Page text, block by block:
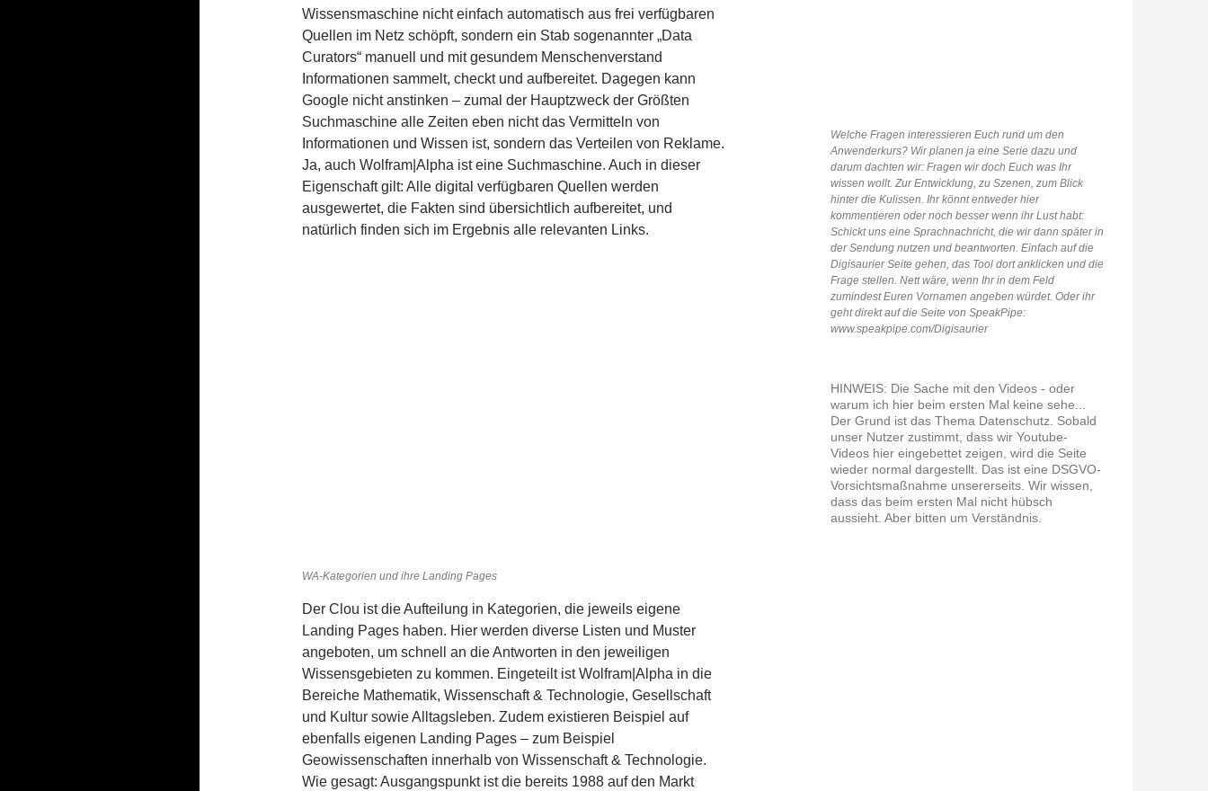
Wissensmaschine nicht einfach automatisch aus frei verfügbaren
Quellen im Netz schöpft, sondern ein Stab sogenannter „Data
Curators“ manuell und mit gesundem Menschenverstand
Informationen sammelt, checkt und aufbereitet. Dagegen kann
Google nicht anstinken – zumal der Hauptzweck der Größten
Suchmaschine alle Zeiten eben nicht das Vermitteln von
Informationen und Wissen ist, sondern das Verteilen von Reklame.
Ja, auch Wolfram|Alpha ist eine Suchmaschine. Auch in dieser
Eigenschaft gilt: Alle digital verfügbaren Quellen werden
ausgewertet, die Fakten sind übersichtlich aufbereitet, und
natürlich finden sich im Ergebnis alle relevanten Links.
WA-Kategorien und ihre Landing Pages
Der Clou ist die Aufteilung in Kategorien, die jeweils eigene
Landing Pages haben. Hier werden diverse Listen und Muster
angeboten, um schnell an die Antworten in den jeweiligen
Wissensgebieten zu kommen. Eingeteilt ist Wolfram|Alpha in die
Bereiche Mathematik, Wissenschaft & Technologie, Gesellschaft
und Kultur sowie Alltagsleben. Zudem existieren Beispiel auf
ebenfalls eigenen Landing Pages – zum Beispiel
Geowissenschaften innerhalb von Wissenschaft & Technologie.
Wie gesagt: Ausgangspunkt ist die bereits 1988 auf den Markt
Welche Fragen interessieren Euch rund um den
Anwenderkurs? Wir planen ja eine Serie dazu und
darum dachten wir: Fragen wir doch Euch was Ihr
wissen wollt. Zur Entwicklung, zu Szenen, zum Blick
hinter die Kulissen. Ihr könnt entweder hier
kommentieren oder noch besser wenn ihr Lust habt:
Schickt uns eine Sprachnachricht, die wir dann später in
der Sendung nutzen und beantworten. Einfach auf die
Digisaurier Seite gehen, das Tool dort anklicken und die
Frage stellen. Nett wäre, wenn Ihr in dem Feld
zumindest Euren Vornamen angeben würdet. Oder ihr
geht direkt auf die Seite von SpeakPipe:
www.speakpipe.com/Digisaurier
HINWEIS: Die Sache mit den Videos - oder
warum ich hier beim ersten Mal keine sehe...
Der Grund ist das Thema Datenschutz. Sobald
unser Nutzer zustimmt, dass wir Youtube-
Videos hier eingebettet zeigen, wird die Seite
wieder normal dargestellt. Das ist eine DSGVO-
Vorsichtsmaßnahme unsererseits. Wir wissen,
dass das beim ersten Mal nicht hübsch
aussieht. Aber bitten um Verständnis.